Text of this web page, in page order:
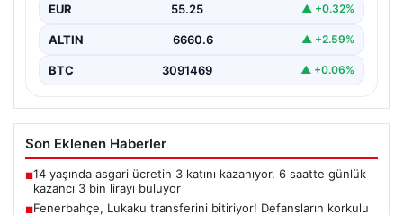
EUR 55.25 ▲ +0.32%
ALTIN 6660.6 ▲ +2.59%
BTC 3091469 ▲ +0.06%
Son Eklenen Haberler
■14 yaşında asgari ücretin 3 katını kazanıyor. 6 saatte günlük
kazancı 3 bin lirayı buluyor
■Fenerbahçe, Lukaku transferini bitiriyor! Defansların korkulu